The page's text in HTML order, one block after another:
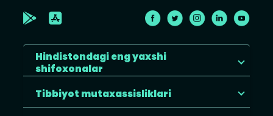
Hindistondagi eng yaxshi
shifoxonalar
Tibbiyot mutaxassisliklari